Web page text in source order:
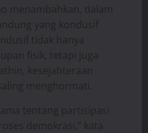
menambahkan, dalam
yang kondusif
tidak hanya
fisik, tetapi juga
kesejahteraan
menghormati.
tentang partisipasi
demokrasi,” kata